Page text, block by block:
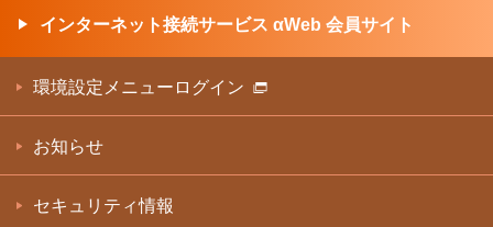
インターネット接続サービス αWeb 会員サイト
環境設定メニューログイン
お知らせ
セキュリティ情報